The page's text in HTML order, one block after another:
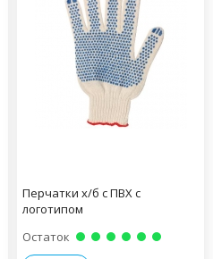
Перчатки х/б с ПВХ с
логотипом
Остаток